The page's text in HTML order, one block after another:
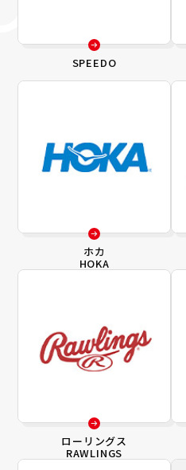
SPEEDO
ホカ
HOKA
ローリングス
RAWLINGS